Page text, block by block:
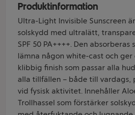
Produktinformation
Ultra-Light Invisible Sunscreen
solskydd med ultralätt,
SPF 50 PA++++. Den
lämna någon white-cast och
klibbig finish som passar alla
alla tillfällen – både till vardags,
vid fysisk aktivitet. Innehåller
Trollhassel som förstärker